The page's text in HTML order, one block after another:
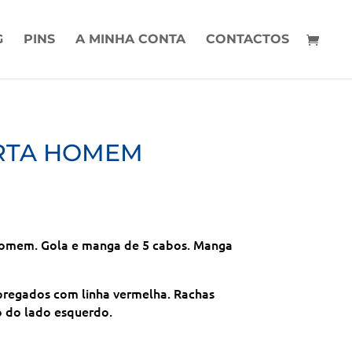
PINS A MINHA CONTA CONTACTOS
HOMEM
Gola e manga de 5 cabos. Manga
com linha vermelha. Rachas
lado esquerdo.